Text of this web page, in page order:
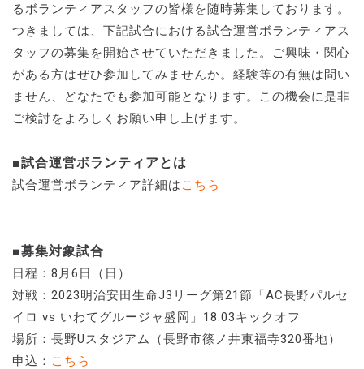
るボランティアスタッフの皆様を随時募集しております。
つきましては、下記試合における試合運営ボランティアス
タッフの募集を開始させていただきました。ご興味・関心
がある方はぜひ参加してみませんか。経験等の有無は問い
ません、どなたでも参加可能となります。この機会に是非
ご検討をよろしくお願い申し上げます。
■試合運営ボランティアとは
試合運営ボランティア詳細は こちら
■募集対象試合
日程：8月6日（日）
対戦：2023明治安田生命J3リーグ第21節「AC長野パルセ
イロ vs いわてグルージャ盛岡」18:03キックオフ
場所：長野Uスタジアム（長野市篠ノ井東福寺320番地）
申込： こちら